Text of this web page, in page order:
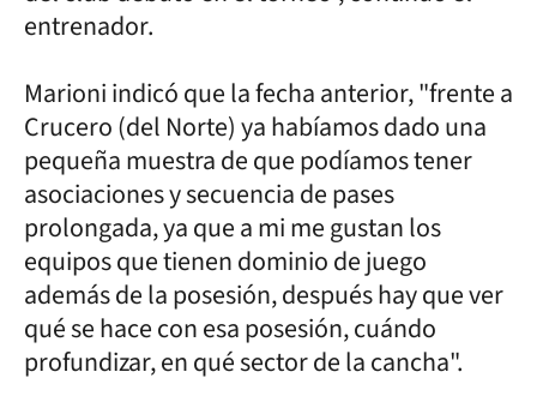
entrenador.
Marioni indicó que la fecha anterior, "frente a
Crucero (del Norte) ya habíamos dado una
pequeña muestra de que podíamos tener
asociaciones y secuencia de pases
prolongada, ya que a mi me gustan los
equipos que tienen dominio de juego
además de la posesión, después hay que ver
qué se hace con esa posesión, cuándo
profundizar, en qué sector de la cancha".